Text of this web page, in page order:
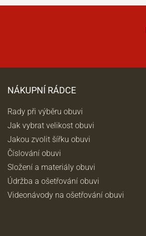
NÁKUPNÍ RÁDCE
Rady při výběru obuvi
Jak vybrat velikost obuvi
Jakou zvolit šířku obuvi
Číslování obuvi
Složení a materiály obuvi
Údržba a ošetřování obuvi
Videonávody na ošetřování obuvi